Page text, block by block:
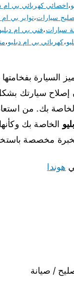
،اخصائي كهربائي بي ام
سيارات،تواير بي ام
سيارات،فني بي ام
،كهربائي بي ام دبليو،
السيارة
إصلاح سيارتك
بك. من
الخاصة بك
مخصصة
هوندا
/ صيانة